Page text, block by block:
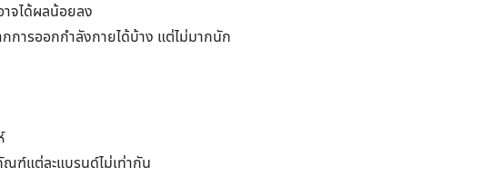
าจได้ผลน้อยลง
การออกกำลังกายได้บ้าง แต่ไม่มากนัก
ฑ์แต่ละแบรนด์ไม่เท่ากัน